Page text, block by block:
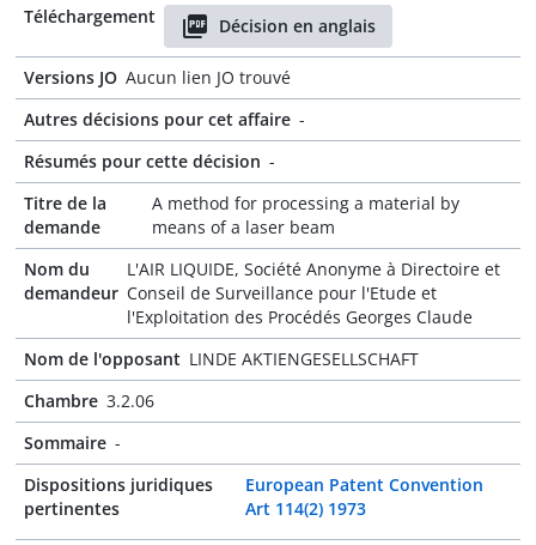
Téléchargement
Décision en anglais
Versions JO Aucun lien JO trouvé
Autres décisions pour cet affaire -
Résumés pour cette décision -
Titre de la
demande
A method for processing a material by
means of a laser beam
Nom du
demandeur
L'AIR LIQUIDE, Société Anonyme à Directoire et
Conseil de Surveillance pour l'Etude et
l'Exploitation des Procédés Georges Claude
Nom de l'opposant LINDE AKTIENGESELLSCHAFT
Chambre 3.2.06
Sommaire -
Dispositions juridiques
pertinentes
European Patent Convention
Art 114(2) 1973